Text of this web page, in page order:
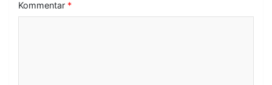
a
Kommentar *